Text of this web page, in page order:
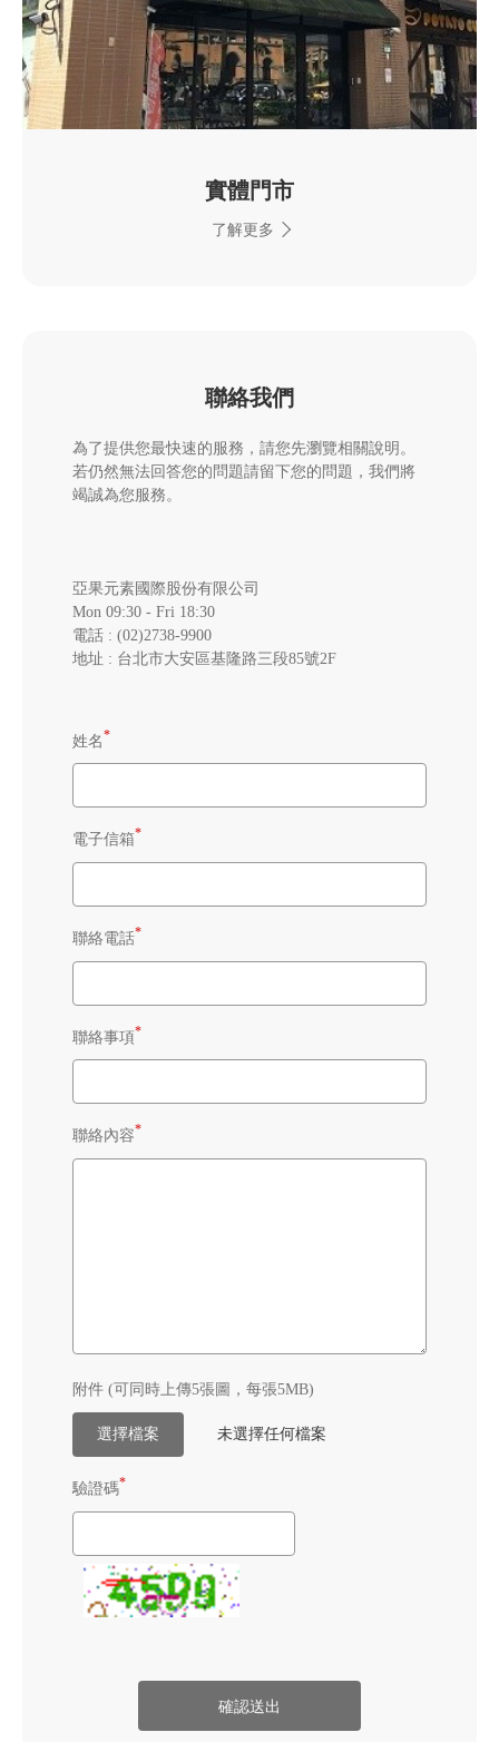
實體門市
了解更多
聯絡我們
為了提供您最快速的服務，請您先瀏覽相關說明。
若仍然無法回答您的問題請留下您的問題，我們將
竭誠為您服務。
亞果元素國際股份有限公司
Mon 09:30 - Fri 18:30
電話 : (02)2738-9900
地址 : 台北市大安區基隆路三段85號2F
姓名*
電子信箱*
聯絡電話*
聯絡事項*
聯絡內容*
附件 (可同時上傳5張圖，每張5MB)
選擇檔案 未選擇任何檔案
驗證碼*